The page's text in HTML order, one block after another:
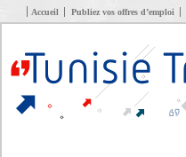
Accueil Publiez vos offres d’emploi